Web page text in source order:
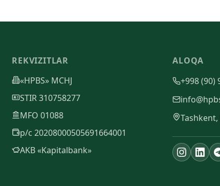
REKVIZITLAR
«HPBS» MCHJ
STIR 310758277
MFO 01088
р/с 20208000505691664001
AKB «Kapitalbank»
ALOQA
+998 (90)
Tashkent,